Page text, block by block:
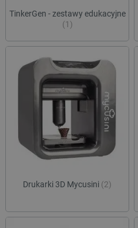
TinkerGen - zestawy edukacyjne
(1)
Drukarki 3D Mycusini (2)